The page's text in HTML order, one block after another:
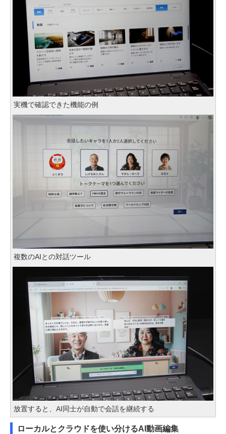
実機で確認できた機能の例
複数のAIとの対話ツール
放置すると、AI同士が自動で会話を継続する
ローカルとクラウドを使い分けるAI動画編集